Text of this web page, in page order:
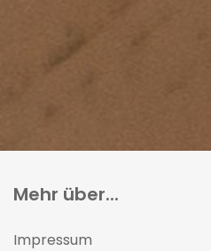
Mehr über...
Impressum